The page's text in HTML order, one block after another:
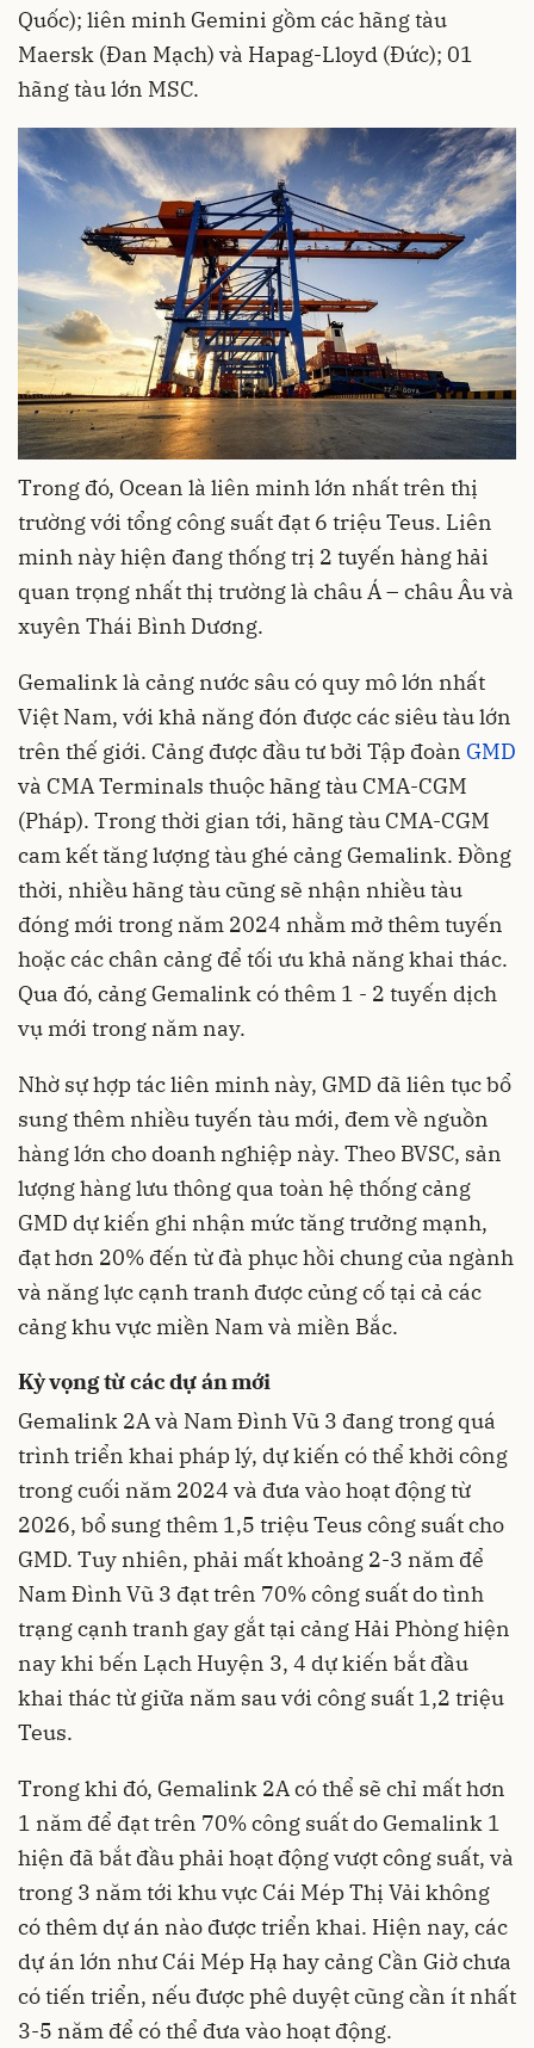
Quốc); liên minh Gemini gồm các hãng tàu
Maersk (Đan Mạch) và Hapag-Lloyd (Đức); 01
hãng tàu lớn MSC.
Trong đó, Ocean là liên minh lớn nhất trên thị
trường với tổng công suất đạt 6 triệu Teus. Liên
minh này hiện đang thống trị 2 tuyến hàng hải
quan trọng nhất thị trường là châu Á – châu Âu và
xuyên Thái Bình Dương.
Gemalink là cảng nước sâu có quy mô lớn nhất
Việt Nam, với khả năng đón được các siêu tàu lớn
trên thế giới. Cảng được đầu tư bởi Tập đoàn GMD
và CMA Terminals thuộc hãng tàu CMA-CGM
(Pháp). Trong thời gian tới, hãng tàu CMA-CGM
cam kết tăng lượng tàu ghé cảng Gemalink. Đồng
thời, nhiều hãng tàu cũng sẽ nhận nhiều tàu
đóng mới trong năm 2024 nhằm mở thêm tuyến
hoặc các chân cảng để tối ưu khả năng khai thác.
Qua đó, cảng Gemalink có thêm 1 - 2 tuyến dịch
vụ mới trong năm nay.
Nhờ sự hợp tác liên minh này, GMD đã liên tục bổ
sung thêm nhiều tuyến tàu mới, đem về nguồn
hàng lớn cho doanh nghiệp này. Theo BVSC, sản
lượng hàng lưu thông qua toàn hệ thống cảng
GMD dự kiến ghi nhận mức tăng trưởng mạnh,
đạt hơn 20% đến từ đà phục hồi chung của ngành
và năng lực cạnh tranh được củng cố tại cả các
cảng khu vực miền Nam và miền Bắc.
Kỳ vọng từ các dự án mới
Gemalink 2A và Nam Đình Vũ 3 đang trong quá
trình triển khai pháp lý, dự kiến có thể khởi công
trong cuối năm 2024 và đưa vào hoạt động từ
2026, bổ sung thêm 1,5 triệu Teus công suất cho
GMD. Tuy nhiên, phải mất khoảng 2-3 năm để
Nam Đình Vũ 3 đạt trên 70% công suất do tình
trạng cạnh tranh gay gắt tại cảng Hải Phòng hiện
nay khi bến Lạch Huyện 3, 4 dự kiến bắt đầu
khai thác từ giữa năm sau với công suất 1,2 triệu
Teus.
Trong khi đó, Gemalink 2A có thể sẽ chỉ mất hơn
1 năm để đạt trên 70% công suất do Gemalink 1
hiện đã bắt đầu phải hoạt động vượt công suất, và
trong 3 năm tới khu vực Cái Mép Thị Vải không
có thêm dự án nào được triển khai. Hiện nay, các
dự án lớn như Cái Mép Hạ hay cảng Cần Giờ chưa
có tiến triển, nếu được phê duyệt cũng cần ít nhất
3-5 năm để có thể đưa vào hoạt động.